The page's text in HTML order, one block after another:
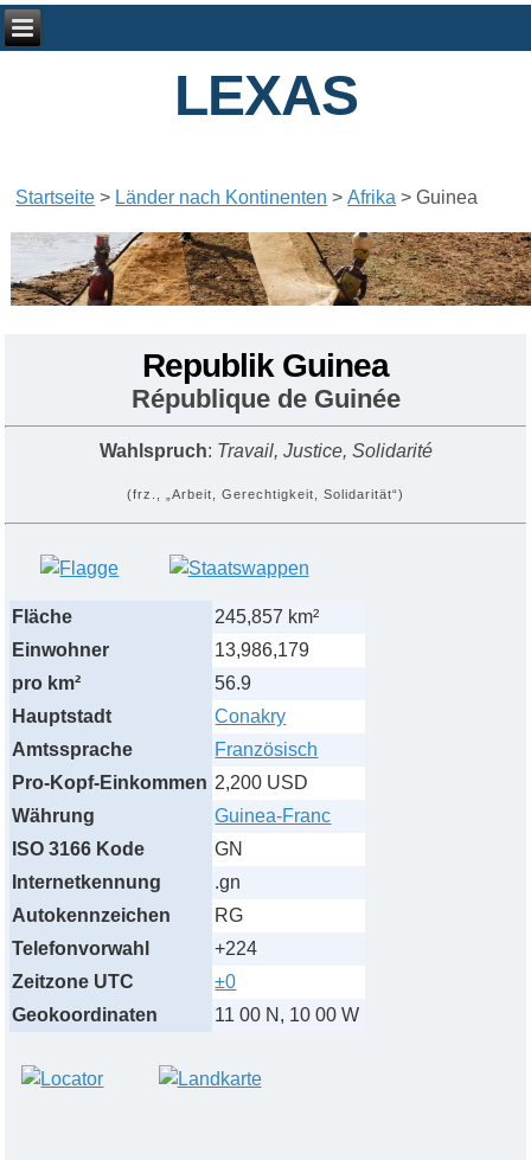
LEXAS
Startseite > Länder nach Kontinenten >Afrika >Guinea
Republik Guinea
République de Guinée
Wahlspruch: Travail, Justice, Solidarité
(frz., „Arbeit, Gerechtigkeit, Solidarität“)
Fläche
245,857 km²
Einwohner
13,986,179
pro km²
56.9
Hauptstadt
Conakry
Amtssprache
Französisch
Pro-Kopf-Einkommen 2,200 USD
Währung
Guinea-Franc
ISO 3166 Kode
GN
Internetkennung
.gn
Autokennzeichen
RG
Telefonvorwahl
+224
Zeitzone UTC
±0
Geokoordinaten
11 00 N, 10 00 W